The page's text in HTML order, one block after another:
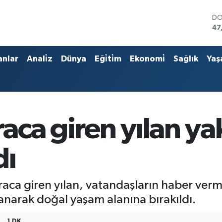
Anali̇z Dünya Eği̇ti̇m Ekonomi̇ Sağlık
giren yılan
giren yılan, vatandaşların haber
doğal yaşam alanına bırakıldı.